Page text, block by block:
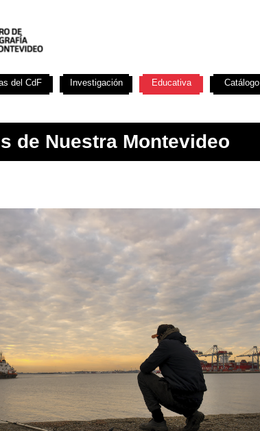
de Nuestra Montevideo
del CdF Investigación Educativa Catálogo